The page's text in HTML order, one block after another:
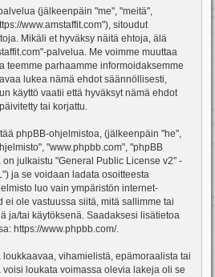
(jälkeenpäin "me", "meitä",
www.amstaffit.com"), sitoudut
Mikäli et hyväksy näitä ehtoja, älä
palvelua. Me voimme muuttaa
teemme parhaamme informoidaksemme
lukea nämä ehdot säännöllisesti,
käyttö vaatii että hyväksyt nämä ehdot
tai korjattu.
phpBB-ohjelmistoa, (jälkeenpäin "he",
"www.phpbb.com", "phpBB
on julkaistu "General Public License v2" -
ja se voidaan ladata osoitteesta
luo vain ympäristön internet-
ei ole vastuussa siitä, mitä sallimme tai
ja/tai käytöksenä. Saadaksesi lisätietoa
https://www.phpbb.com/.
vihamielistä, epämoraalista tai
loukata voimassa olevia lakeja oli se